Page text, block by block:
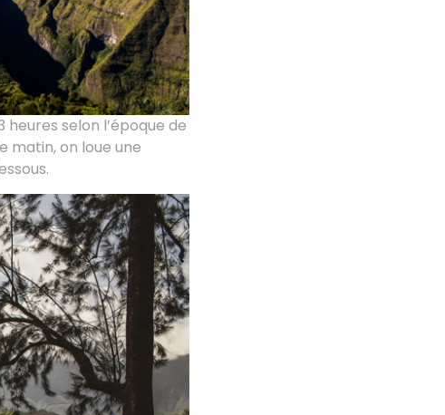
selon l’époque de
matin, on loue une